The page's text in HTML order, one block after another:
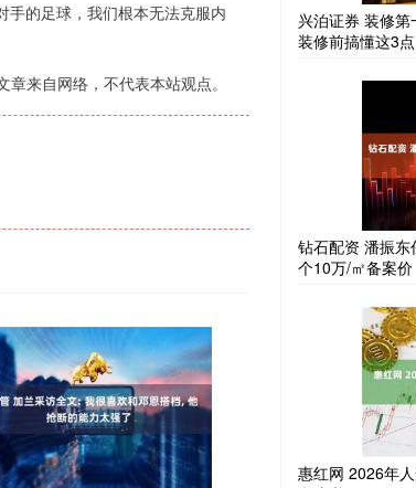
手的足球，我们根本无法克服内
章来自网络，不代表本站观点。
兴泊证券 装修
装修前搞懂这3点
钻石配资 潘振
个10万/㎡备案价
惠红网 2026年